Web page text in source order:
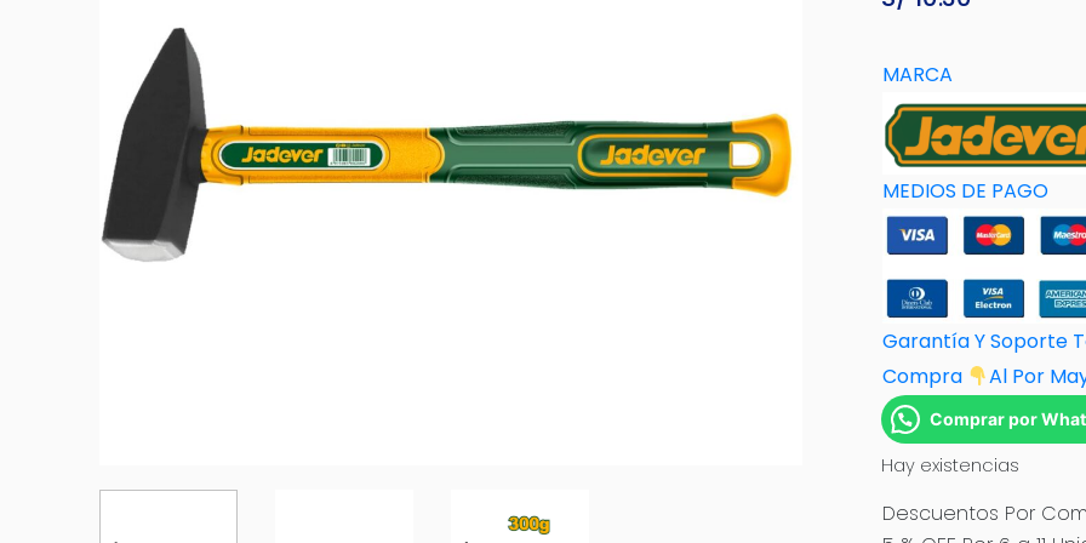
MARCA
MEDIOS DE PAGO
Garantía Y Soporte
Compra
Al Por M
Comprar por
Hay existencias
Descuentos Por